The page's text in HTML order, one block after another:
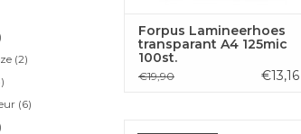
(2)
(6)
Forpus Lamineerhoes
transparant A4 125mic
100st.
€19,90 €13,16